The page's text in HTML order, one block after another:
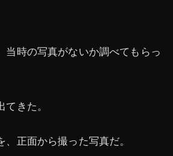
当時の写真がないか調べてもらっ
きた。
正面から撮った写真だ。